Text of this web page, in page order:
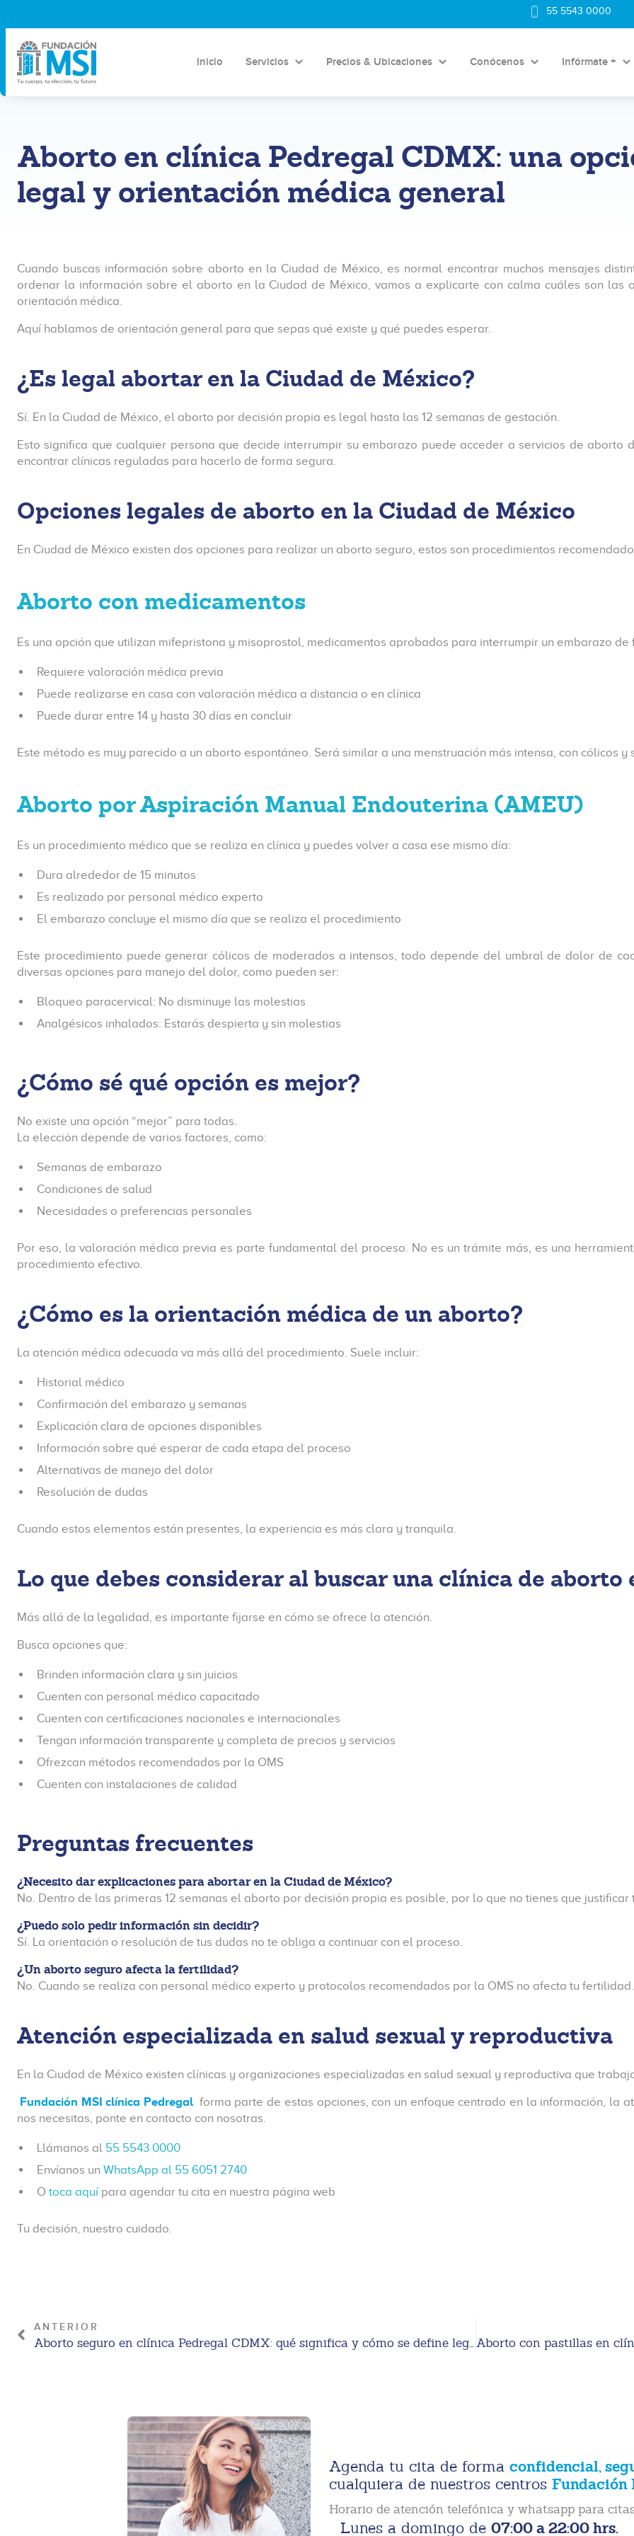
55 5543 0000
Inicio Servicios Precios & Ubicaciones Conócenos Infórmate +
Aborto en clínica Pedregal CDMX: una
legal y orientación médica general
Cuando buscas información sobre aborto en la Ciudad de México, es normal encontrar muchos mensajes
ordenar la información sobre el aborto en la Ciudad de México, vamos a explicarte con calma cuáles son
orientación médica.
Aquí hablamos de orientación general para que sepas qué existe y qué puedes esperar.
¿Es legal abortar en la Ciudad de México?
Sí. En la Ciudad de México, el aborto por decisión propia es legal hasta las 12 semanas de gestación.
Esto significa que cualquier persona que decide interrumpir su embarazo puede acceder a servicios de
encontrar clínicas reguladas para hacerlo de forma segura.
Opciones legales de aborto en la Ciudad de México
En Ciudad de México existen dos opciones para realizar un aborto seguro, estos son procedimientos
Aborto con medicamentos
Es una opción que utilizan mifepristona y misoprostol, medicamentos aprobados para interrumpir un embarazo de
Requiere valoración médica previa
Puede realizarse en casa con valoración médica a distancia o en clínica
Puede durar entre 14 y hasta 30 días en concluir
Este método es muy parecido a un aborto espontáneo. Será similar a una menstruación más intensa, con cólicos
Aborto por Aspiración Manual Endouterina (AMEU)
Es un procedimiento médico que se realiza en clínica y puedes volver a casa ese mismo día:
Dura alrededor de 15 minutos
Es realizado por personal médico experto
El embarazo concluye el mismo día que se realiza el procedimiento
Este procedimiento puede generar cólicos de moderados a intensos, todo depende del umbral de dolor de
diversas opciones para manejo del dolor, como pueden ser:
Bloqueo paracervical: No disminuye las molestias
Analgésicos inhalados: Estarás despierta y sin molestias
¿Cómo sé qué opción es mejor?
No existe una opción “mejor” para todas.
La elección depende de varios factores, como:
Semanas de embarazo
Condiciones de salud
Necesidades o preferencias personales
Por eso, la valoración médica previa es parte fundamental del proceso. No es un trámite más, es una
procedimiento efectivo.
¿Cómo es la orientación médica de un aborto?
La atención médica adecuada va más allá del procedimiento. Suele incluir:
Historial médico
Confirmación del embarazo y semanas
Explicación clara de opciones disponibles
Información sobre qué esperar de cada etapa del proceso
Alternativas de manejo del dolor
Resolución de dudas
Cuando estos elementos están presentes, la experiencia es más clara y tranquila.
Lo que debes considerar al buscar una clínica de aborto
Más allá de la legalidad, es importante fijarse en cómo se ofrece la atención.
Busca opciones que:
Brinden información clara y sin juicios
Cuenten con personal médico capacitado
Cuenten con certificaciones nacionales e internacionales
Tengan información transparente y completa de precios y servicios
Ofrezcan métodos recomendados por la OMS
Cuenten con instalaciones de calidad
Preguntas frecuentes
¿Necesito dar explicaciones para abortar en la Ciudad de México?
No. Dentro de las primeras 12 semanas el aborto por decisión propia es posible, por lo que no tienes que justificar
¿Puedo solo pedir información sin decidir?
Sí. La orientación o resolución de tus dudas no te obliga a continuar con el proceso.
¿Un aborto seguro afecta la fertilidad?
No. Cuando se realiza con personal médico experto y protocolos recomendados por la OMS no afecta tu fertilidad.
Atención especializada en salud sexual y reproductiva
En la Ciudad de México existen clínicas y organizaciones especializadas en salud sexual y reproductiva que
Fundación MSI clínica Pedregal forma parte de estas opciones, con un enfoque centrado en la información, la
nos necesitas, ponte en contacto con nosotras.
Llámanos al 55 5543 0000
Envíanos un WhatsApp al 55 6051 2740
O toca aquípara agendar tu cita en nuestra página web
Tu decisión, nuestro cuidado.
ANTERIOR
Aborto seguro en clínica Pedregal CDMX: qué significa y cómo se define legalmente en 2026
Agenda tu cita de forma confidencial,
cualquiera de nuestros centros Fundación
Horario de atención telefónica y whatsapp para
Lunes a domingo de 07:00 a 22:00 hrs.